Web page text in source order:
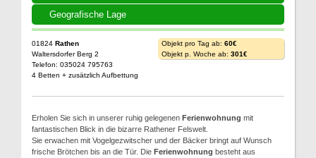
Geografische Lage
01824 Rathen
Waltersdorfer Berg 2
Telefon: 035024 795763
4 Betten + zusätzlich Aufbettung
Objekt pro Tag ab: 60€
Objekt p. Woche ab: 301€
Erholen Sie sich in unserer ruhig gelegenen Ferienwohnung mit
fantastischen Blick in die bizarre Rathener Felswelt.
Sie erwachen mit Vogelgezwitscher und der Bäcker bringt auf Wunsch
frische Brötchen bis an die Tür. Die Ferienwohnung besteht aus